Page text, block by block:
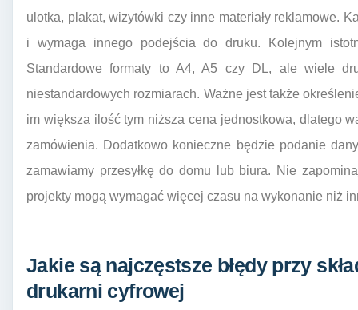
ulotka, plakat, wizytówki czy inne materiały reklamowe.
i wymaga innego podejścia do druku. Kolejnym
Standardowe formaty to A4, A5 czy DL, ale wiele
niestandardowych rozmiarach. Ważne jest także
im większa ilość tym niższa cena jednostkowa, dlatego
zamówienia. Dodatkowo konieczne będzie podanie
zamawiamy przesyłkę do domu lub biura. Nie
projekty mogą wymagać więcej czasu na wykonanie niż
Jakie są najczęstsze błędy przy
drukarni cyfrowej